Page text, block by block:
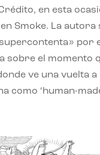
en esta
Smoke. La autora
por
sobre el momento
ve una vuelta a
como ‘human-